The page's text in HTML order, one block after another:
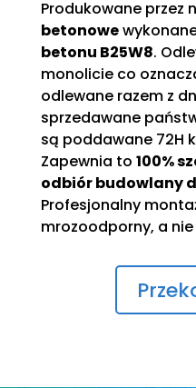
Produkowane przez
betonowe
betonu B25W8.
monolicie co
odlewane razem z
sprzedawane
są poddawane 72H
Zapewnia to 100%
odbiór budowlany
Profesjonalny
mrozoodporny, a nie